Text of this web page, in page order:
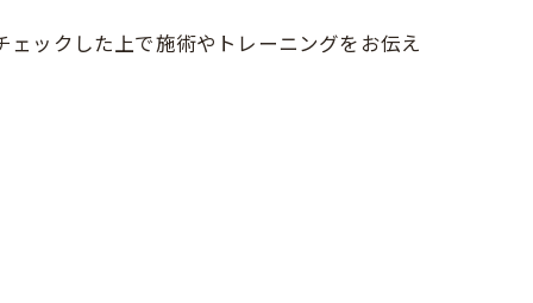
ックした上で施術やトレーニングをお伝え